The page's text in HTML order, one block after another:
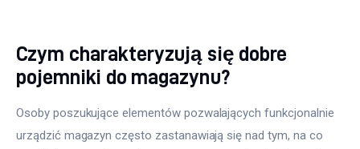
Czym charakteryzują się dobre
pojemniki do magazynu?
Osoby poszukujące elementów pozwalających funkcjonalnie
urządzić magazyn często zastanawiają się nad tym, na co